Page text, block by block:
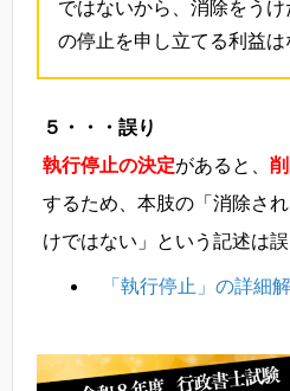
ではないから、消除をう
の停止を申し立てる利益は
５・・・誤り
執行停止の決定があると、
するため、本肢の「消除さ
けではない」という記述は誤
「執行停止」の詳細